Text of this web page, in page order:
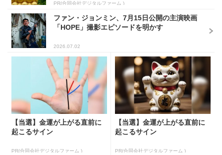
PR(合同会社デジタルファーム )
ファン・ジョンミン、7月15日公開の主演映画
「HOPE」撮影エピソードを明かす
2026.07.02
【当選】金運が上がる直前に
起こるサイン
PR(合同会社デジタルファーム )
【当選】金運が上がる直前に
起こるサイン
PR(合同会社デジタルファーム )